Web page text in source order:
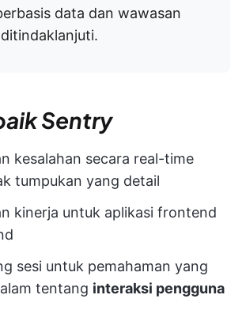
data dan wawasan
Sentry
kesalahan secara real-time
tumpukan yang detail
kinerja untuk aplikasi frontend
sesi untuk pemahaman yang
tentang interaksi pengguna